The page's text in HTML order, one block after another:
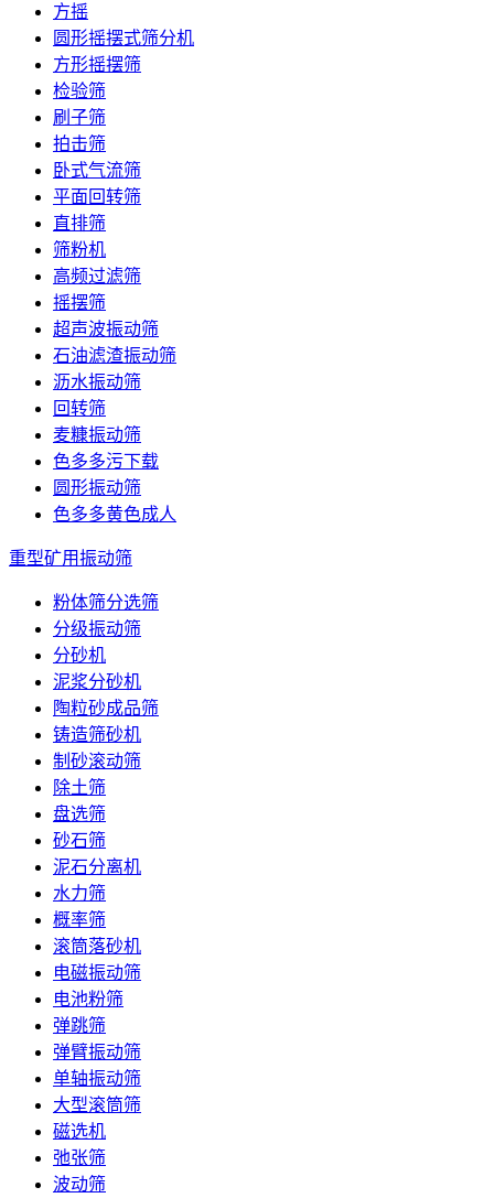
方摇
圆形摇摆式筛分机
方形摇摆筛
检验筛
刷子筛
拍击筛
卧式气流筛
平面回转筛
直排筛
筛粉机
高频过滤筛
摇摆筛
超声波振动筛
石油滤渣振动筛
沥水振动筛
回转筛
麦糠振动筛
色多多污下载
圆形振动筛
色多多黄色成人
重型矿用振动筛
粉体筛分选筛
分级振动筛
分砂机
泥浆分砂机
陶粒砂成品筛
铸造筛砂机
制砂滚动筛
除土筛
盘选筛
砂石筛
泥石分离机
水力筛
概率筛
滚筒落砂机
电磁振动筛
电池粉筛
弹跳筛
弹臂振动筛
单轴振动筛
大型滚筒筛
磁选机
弛张筛
波动筛